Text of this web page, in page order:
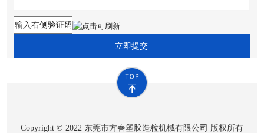
立即提交
Copyright © 2022 东莞市方春塑胶造粒机械有限公司 版权所有